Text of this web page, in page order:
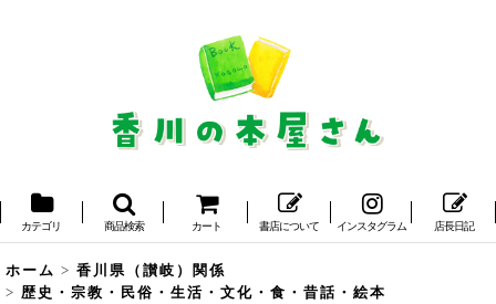
カテゴリ 商品検索 カート 書店について インスタグラム 店長日記
ホーム > 香川県（讃岐）関係
> 歴史・宗教・民俗・生活・文化・食・昔話・絵本